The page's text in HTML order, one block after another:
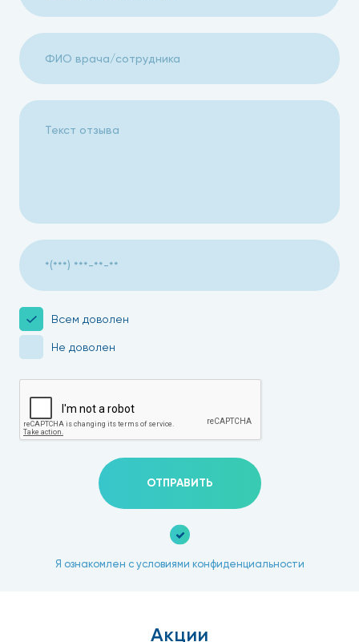
Всем доволен
Не доволен
ОТПРАВИТЬ
Я ознакомлен с условиями конфиденциальности
Акции